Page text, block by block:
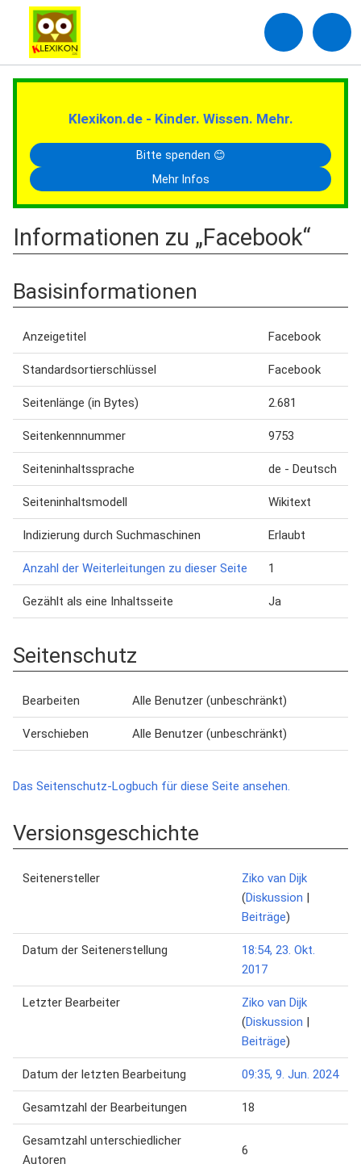
Klexikon.de - Kinder. Wissen. Mehr.
Bitte spenden 😊
Mehr Infos
Informationen zu „Facebook“
Basisinformationen
Anzeigetitel Facebook
Standardsortierschlüssel Facebook
Seitenlänge (in Bytes) 2.681
Seitenkennnummer 9753
Seiteninhaltssprache de - Deutsch
Seiteninhaltsmodell Wikitext
Indizierung durch Suchmaschinen Erlaubt
Anzahl der Weiterleitungen zu dieser Seite 1
Gezählt als eine Inhaltsseite Ja
Seitenschutz
Bearbeiten Alle Benutzer (unbeschränkt)
Verschieben Alle Benutzer (unbeschränkt)
Das Seitenschutz-Logbuch für diese Seite ansehen.
Versionsgeschichte
Seitenersteller
Ziko van Dijk
(Diskussion |
Beiträge)
Datum der Seitenerstellung
18:54, 23. Okt.
2017
Letzter Bearbeiter
Ziko van Dijk
(Diskussion |
Beiträge)
Datum der letzten Bearbeitung 09:35, 9. Jun. 2024
Gesamtzahl der Bearbeitungen 18
Gesamtzahl unterschiedlicher
Autoren
6